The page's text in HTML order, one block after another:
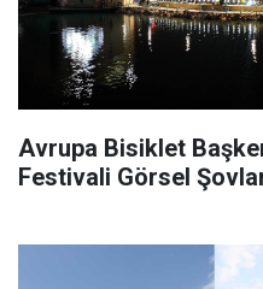
Avrupa Bisiklet
Festivali Görsel